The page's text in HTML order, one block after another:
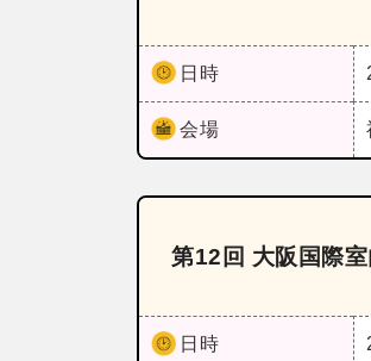
日時
会場
第12回 大阪国際
日時